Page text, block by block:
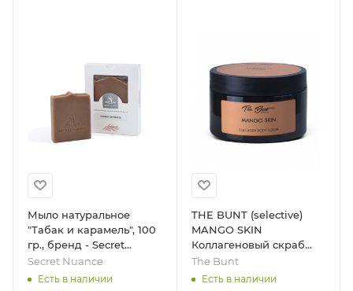
Мыло натуральное
"Табак и карамель", 100
гр., бренд - Secret
Nuance
Secret Nuance
Есть в наличии
THE BUNT (selective)
MANGO SKIN
Коллагеновый скраб
для тела, 250мл, бренд -
The Bunt
The Bunt
Есть в наличии